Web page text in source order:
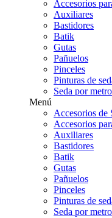
Accesorios
Auxiliares
Bastidores
Batik
Gutas
Pañuelos
Pinceles
Pinturas de
Seda por metro
Menú
Accesorios de
Accesorios
Auxiliares
Bastidores
Batik
Gutas
Pañuelos
Pinceles
Pinturas de
Seda por metro